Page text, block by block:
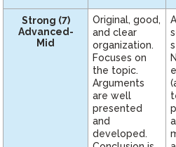
阿拉伯语熟练度测试（
考试者能力提升指南
协调员指南
协调员技术指南
考试者指南
考试者技术指南
ADVANCE
Avant ADVANCE 用户界
Avant ADVANCE 技术指南
ADVANCE 常见问题解答
常见问题
STAMP 常见问题解答
STAMP WS 常见问题解答
STAMPe 常见问题解答
PLACE 常见问题解答
Strong (7)
Advanced-
Mid
Original, good,
and clear
organization.
Focuses on
the topic.
Arguments
are well
presented
and
developed.